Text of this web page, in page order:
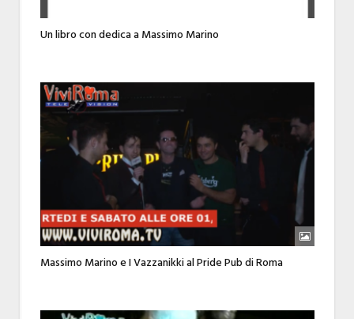
Un libro con dedica a Massimo Marino
Massimo Marino e I Vazzanikki al Pride Pub di Roma